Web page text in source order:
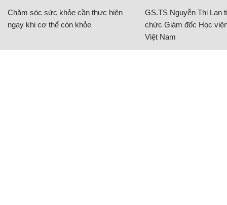
Chăm sóc sức khỏe cần thực hiện
ngay khi cơ thể còn khỏe
GS.TS Nguyễn Thị Lan
chức Giám đốc Học
Việt Nam